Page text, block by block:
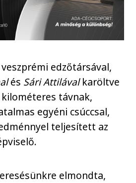
edzőtársával,
és Sári Attilávalkaröltve
távnak,
egyéni csúccsal,
teljesített az
elmondta,